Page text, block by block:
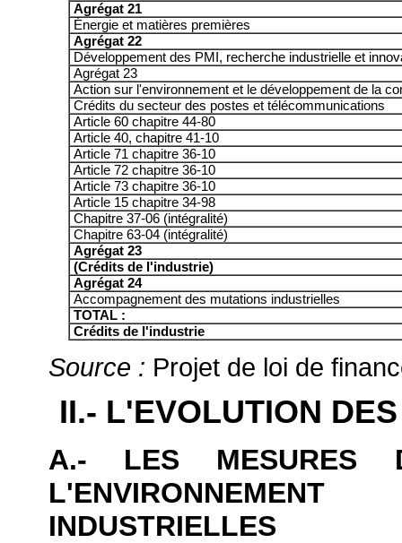
Agrégat 21
Énergie et matières premières
Agrégat 22
Développement des PMI, recherche industrielle et
Agrégat 23
Action sur l'environnement et le développement de la
Crédits du secteur des postes et télécommunications
Article 60 chapitre 44-80
Article 40, chapitre 41-10
Article 71 chapitre 36-10
Article 72 chapitre 36-10
Article 73 chapitre 36-10
Article 15 chapitre 34-98
Chapitre 37-06 (intégralité)
Chapitre 63-04 (intégralité)
Agrégat 23
(Crédits de l'industrie)
Agrégat 24
Accompagnement des mutations industrielles
TOTAL :
Crédits de l'industrie
Source : Projet de loi de
II.- L'EVOLUTION
A.- LES MESURES
INDUSTRIELLES